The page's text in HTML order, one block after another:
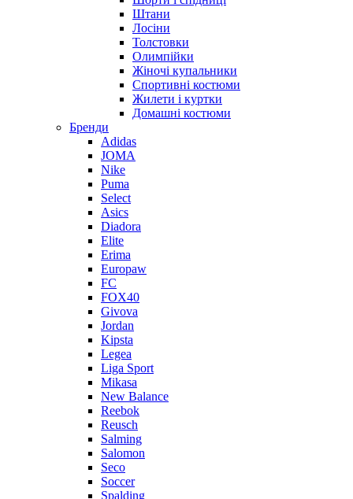
Штани
Лосіни
Толстовки
Олимпійки
Жіночі купальники
Спортивні костюми
Жилети і куртки
Домашні костюми
Бренди
Adidas
JOMA
Nike
Puma
Select
Asics
Diadora
Elite
Erima
Europaw
FC
FOX40
Givova
Jordan
Kipsta
Legea
Liga Sport
Mikasa
New Balance
Reebok
Reusch
Salming
Salomon
Seco
Soccer
Spalding